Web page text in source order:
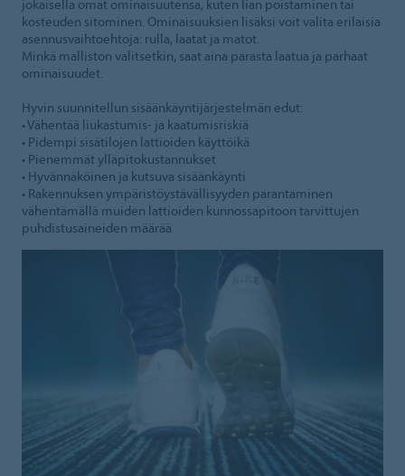
jokaisella omat ominaisuutensa, kuten lian poistaminen tai
kosteuden sitominen. Ominaisuuksien lisäksi voit valita erilaisia
asennusvaihtoehtoja: rulla, laatat ja matot.
Minkä malliston valitsetkin, saat aina parasta laatua ja parhaat
ominaisuudet.
Hyvin suunnitellun sisäänkäyntijärjestelmän edut:
• Vähentää liukastumis- ja kaatumisriskiä
• Pidempi sisätilojen lattioiden käyttöikä
• Pienemmät ylläpitokustannukset
• Hyvännäköinen ja kutsuva sisäänkäynti
• Rakennuksen ympäristöystävällisyyden parantaminen
vähentämällä muiden lattioiden kunnossapitoon tarvittujen
puhdistusaineiden määrää